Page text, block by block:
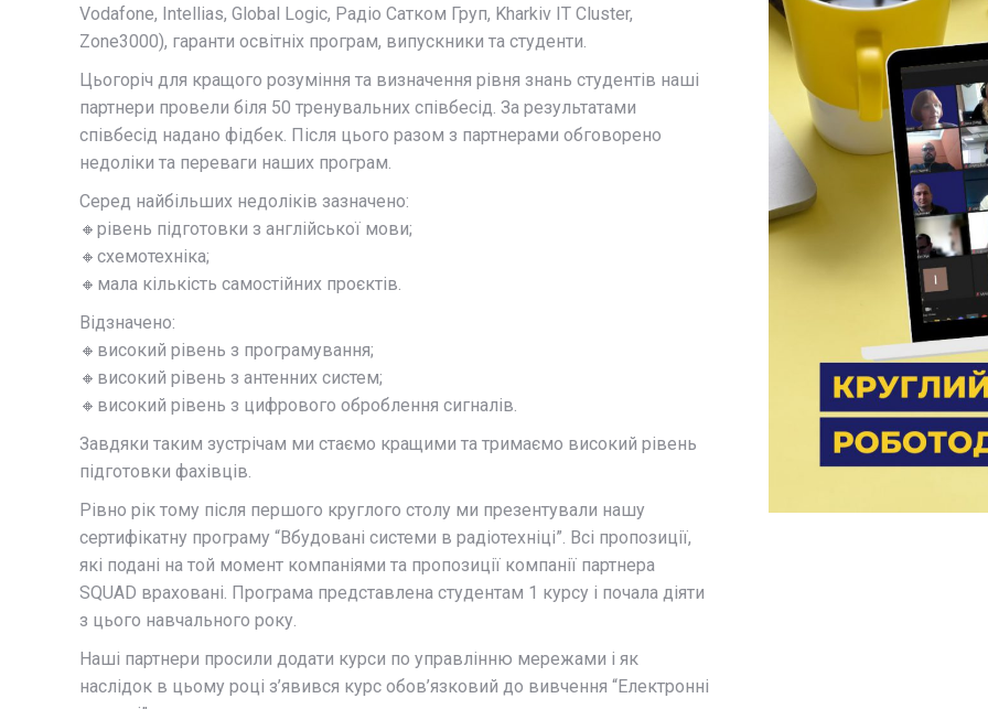
Vodafone, Intellias, Global Logic, Радіо Сатком Груп, Kharkiv IT Cluster,
Zone3000), гаранти освітніх програм, випускники та студенти.
Цьогоріч для кращого розуміння та визначення рівня знань студентів наші
партнери провели біля 50 тренувальних співбесід. За результатами
співбесід надано фідбек. Після цього разом з партнерами обговорено
недоліки та переваги наших програм.
Серед найбільших недоліків зазначено:
🔸рівень підготовки з англійської мови;
🔸схемотехніка;
🔸мала кількість самостійних проєктів.
Відзначено:
🔸високий рівень з програмування;
🔸високий рівень з антенних систем;
🔸високий рівень з цифрового оброблення сигналів.
Завдяки таким зустрічам ми стаємо кращими та тримаємо високий рівень
підготовки фахівців.
Рівно рік тому після першого круглого столу ми презентували нашу
сертифікатну програму “Вбудовані системи в радіотехніці”. Всі пропозиції,
які подані на той момент компаніями та пропозиції компанії партнера
SQUAD враховані. Програма представлена студентам 1 курсу і почала діяти
з цього навчального року.
Наші партнери просили додати курси по управлінню мережами і як
наслідок в цьому році з’явився курс обов’язковий до вивчення “Електронні